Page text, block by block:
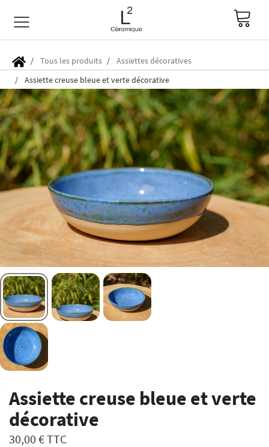
Tous les produits
Assiettes décoratives
Assiette creuse bleue et verte décorative
Assiette creuse bleue et verte
décorative
30,00 €TTC